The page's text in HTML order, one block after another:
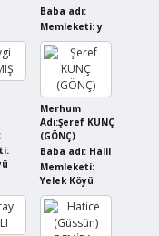
Baba adı:
Memleketi: y
Merhum
Adı:Şeref KUNÇ
(GÖNÇ)
Baba adı: Halil
Memleketi:
Yelek Köyü